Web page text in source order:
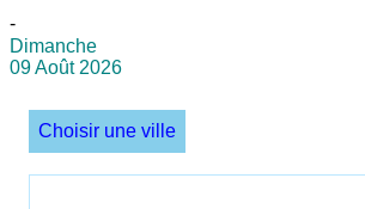
-
Dimanche
09 Août 2026
Choisir une ville